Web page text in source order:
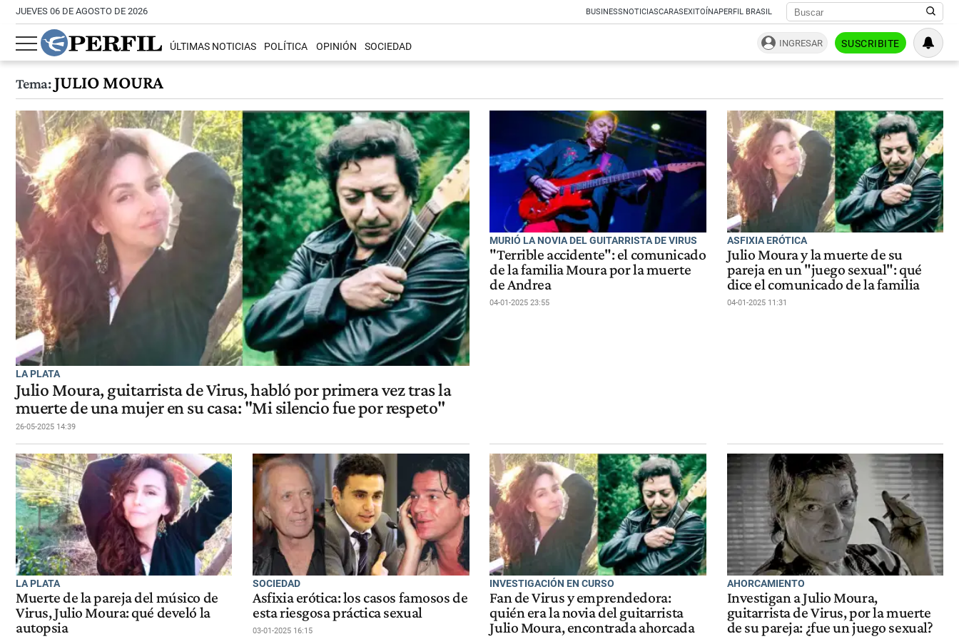
JUEVES 06 DE AGOSTO DE 2026 BUSINESSNOTICIASCARASEXITOÍNAPERFIL BRASIL
ÚLTIMAS NOTICIAS POLÍTICA OPINIÓN SOCIEDAD INGRESAR SUSCRIBITE
Tema:JULIO MOURA
LA PLATA
Julio Moura, guitarrista de Virus, habló por primera vez tras la
muerte de una mujer en su casa: "Mi silencio fue por respeto"
26-05-2025 14:39
MURIÓ LA NOVIA DEL GUITARRISTA DE VIRUS
"Terrible accidente": el comunicado
de la familia Moura por la muerte
de Andrea
04-01-2025 23:55
ASFIXIA ERÓTICA
Julio Moura y la muerte de su
pareja en un "juego sexual": qué
dice el comunicado de la familia
04-01-2025 11:31
LA PLATA
Muerte de la pareja del músico de
Virus, Julio Moura: qué develó la
autopsia
SOCIEDAD
Asfixia erótica: los casos famosos de
esta riesgosa práctica sexual
03-01-2025 16:15
INVESTIGACIÓN EN CURSO
Fan de Virus y emprendedora:
quién era la novia del guitarrista
Julio Moura, encontrada ahorcada
AHORCAMIENTO
Investigan a Julio Moura,
guitarrista de Virus, por la muerte
de su pareja: ¿fue un juego sexual?